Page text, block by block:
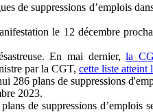
de suppressions d’emplois
le 12 décembre
En mai dernier,la
par la CGT, cette liste atteint
286 plans de suppressions
2023.
de suppressions